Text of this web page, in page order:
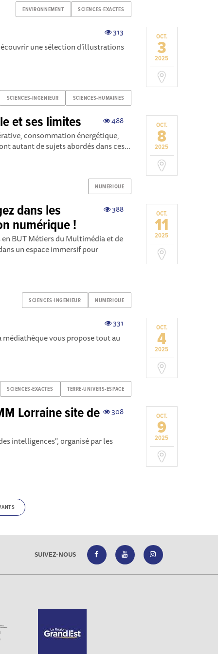
ENVIRONNEMENT SCIENCES-EXACTES
OCT.
3
2025
313
une sélection d’illustrations
SCIENCES-INGENIEUR SCIENCES-HUMAINES
OCT.
8
2025
488
et ses limites
consommation énergétique,
autant de sujets abordés dans ces...
NUMERIQUE
OCT.
11
2025
388
dans les
numérique !
en BUT Métiers du Multimédia et de
un espace immersif pour
SCIENCES-INGENIEUR NUMERIQUE
OCT.
4
2025
331
vous propose tout au
SCIENCES-EXACTES TERRE-UNIVERS-ESPACE
OCT.
9
2025
308
Lorraine site de
intelligences", organisé par les
SUIVEZ-NOUS